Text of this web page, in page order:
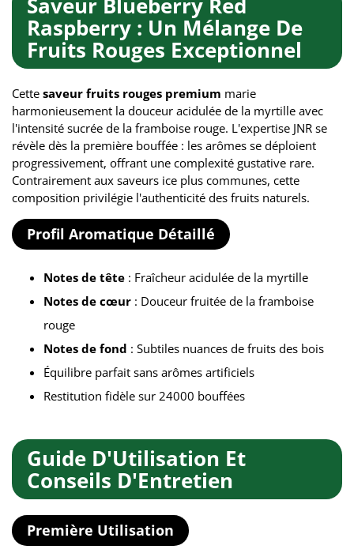
Raspberry : Un Mélange De
Fruits Rouges Exceptionnel
Cette saveur fruits rouges premium marie
harmonieusement la douceur acidulée de la myrtille avec
l'intensité sucrée de la framboise rouge. L'expertise JNR se
révèle dès la première bouffée : les arômes se déploient
progressivement, offrant une complexité gustative rare.
Contrairement aux saveurs ice plus communes, cette
composition privilégie l'authenticité des fruits naturels.
Profil Aromatique Détaillé
Notes de tête : Fraîcheur acidulée de la myrtille
Notes de cœur : Douceur fruitée de la framboise
rouge
Notes de fond : Subtiles nuances de fruits des bois
Équilibre parfait sans arômes artificiels
Restitution fidèle sur 24000 bouffées
Guide D'Utilisation Et
Conseils D'Entretien
Première Utilisation